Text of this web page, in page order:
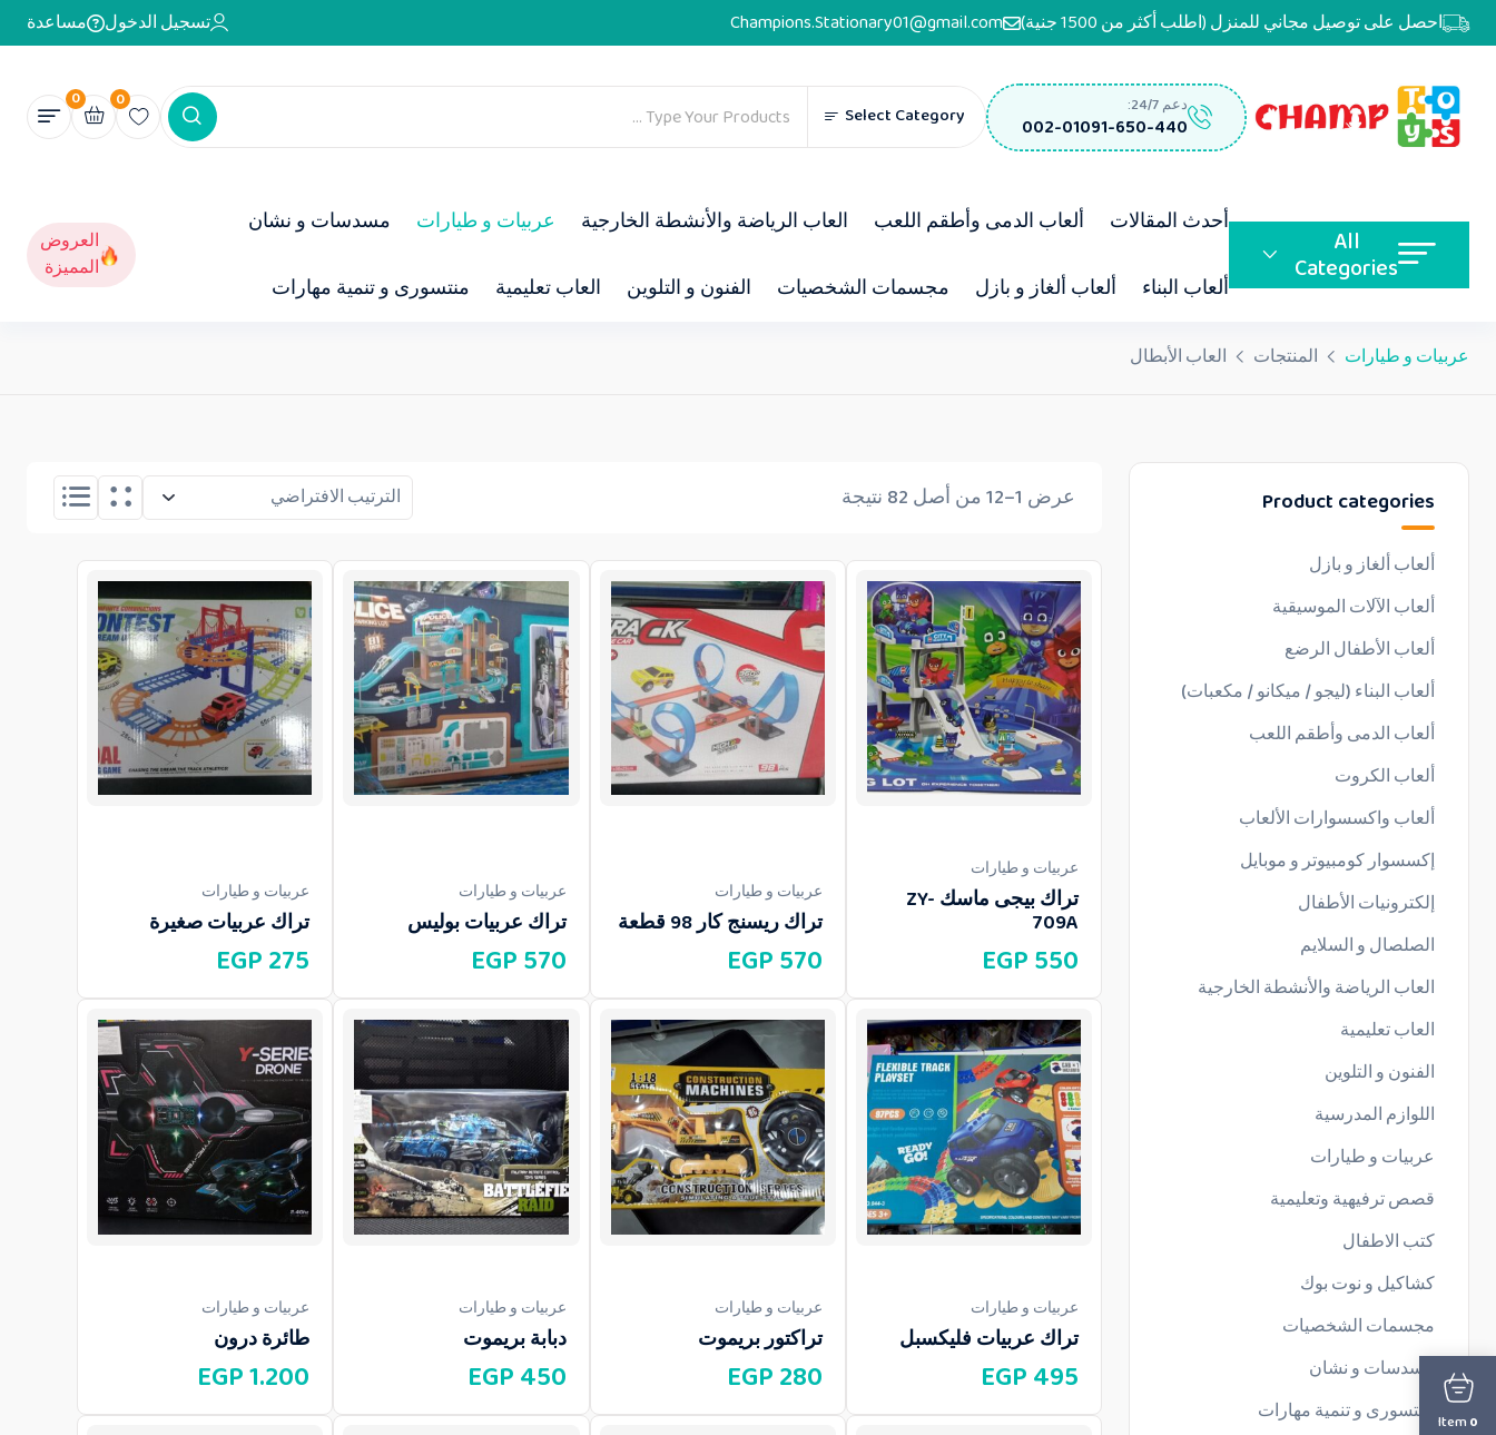
احصل على توصيل مجاني للمنزل (اطلب أكثر من 1500 جنية) Champions.Stationary01@gmail.com تسجيل الدخول مساعدة
دعم 24/7:
002-01091-650-440
Select Category
0
0
All
Categories
أحدث المقالات ألعاب الدمى وأطقم اللعب العاب الرياضة والأنشطة الخارجية عربيات و طيارات مسدسات و نشان
ألعاب البناء ألعاب ألغاز و بازل مجسمات الشخصيات الفنون و التلوين العاب تعليمية منتسورى و تنمية مهارات
العروض
المميزة
عربيات و طيارات المنتجات العاب الأبطال
Product categories
ألعاب ألغاز و بازل
ألعاب الآلات الموسيقية
ألعاب الأطفال الرضع
ألعاب البناء (ليجو / ميكانو / مكعبات)
ألعاب الدمى وأطقم اللعب
ألعاب الكروت
ألعاب واكسسوارات الألعاب
إكسسوار كومبيوتر و موبايل
إلكترونيات الأطفال
الصلصال و السلايم
العاب الرياضة والأنشطة الخارجية
العاب تعليمية
الفنون و التلوين
اللوازم المدرسية
عربيات و طيارات
قصص ترفيهية وتعليمية
كتب الاطفال
كشاكيل و نوت بوك
مجسمات الشخصيات
مسدسات و نشان
منتسورى و تنمية مهارات
عرض 1–12 من أصل 82 نتيجة
عربيات و طيارات
تراك بيجى ماسك ZY-
709A
550
EGP
عربيات و طيارات
تراك ريسنج كار 98 قطعة
570
EGP
عربيات و طيارات
تراك عربيات بوليس
570
EGP
عربيات و طيارات
تراك عربيات صغيرة
275
EGP
عربيات و طيارات
تراك عربيات فليكسبل
495
EGP
عربيات و طيارات
تراكتور بريموت
280
EGP
عربيات و طيارات
دبابة بريموت
450
EGP
عربيات و طيارات
طائرة درون
1.200
EGP
0
Item